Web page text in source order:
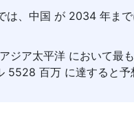
は、中国 が 2034 年ま
ジア太平洋 において最
5528 百万 に達すると予